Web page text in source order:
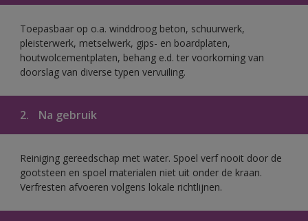
Toepasbaar op o.a. winddroog beton, schuurwerk,
pleisterwerk, metselwerk, gips- en boardplaten,
houtwolcementplaten, behang e.d. ter voorkoming van
doorslag van diverse typen vervuiling.
2. Na gebruik
Reiniging gereedschap met water. Spoel verf nooit door de
gootsteen en spoel materialen niet uit onder de kraan.
Verfresten afvoeren volgens lokale richtlijnen.